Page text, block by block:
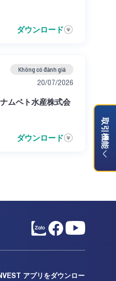
ダウンロード
Không có đánh giá
20/07/2026
ムベト水産株式会
ダウンロード
アプリをダウンロー
取引機能